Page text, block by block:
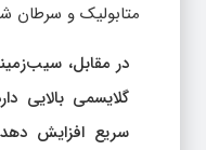
متابولیک و سرطان
در مقابل،
گلایسمی بالایی
سریع افزایش